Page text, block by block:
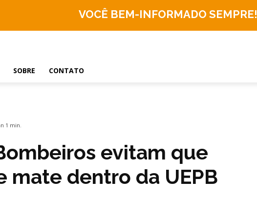
VOCÊ BEM-INFORMADO SEMPRE!
SOBRE CONTATO
1 min.
evitam que
mate dentro da UEPB